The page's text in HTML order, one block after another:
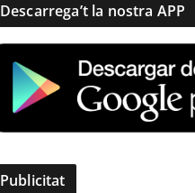
Descarrega’t la nostra APP
Publicitat